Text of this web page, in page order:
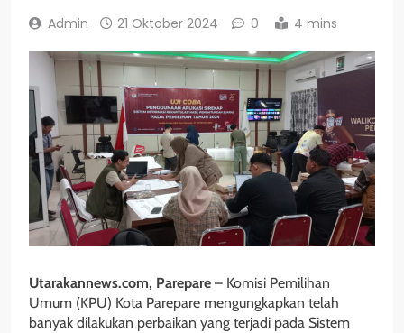
Admin 21 Oktober 2024 0 4 mins
Utarakannews.com, Parepare – Komisi Pemilihan
Umum (KPU) Kota Parepare mengungkapkan telah
banyak dilakukan perbaikan yang terjadi pada Sistem